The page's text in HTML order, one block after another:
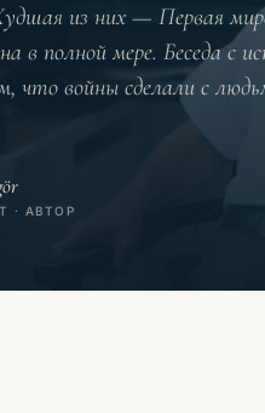
из них — Первая
в полной мере. Беседа с
что войны сделали с
· АВТОР